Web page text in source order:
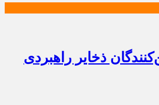
ذخایر راهبردی